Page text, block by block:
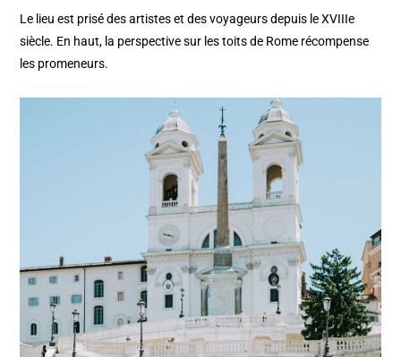
Le lieu est prisé des artistes et des voyageurs depuis le XVIIIe
siècle. En haut, la perspective sur les toits de Rome récompense
les promeneurs.